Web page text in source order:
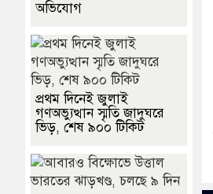
অভিযোগ
প্রথম দিনেই জুলাই
গণঅভ্যুত্থান স্মৃতি জাদুঘরে
ভিড়, শেষ ৯০০ টিকিট